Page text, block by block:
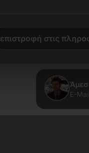
επιστροφή στις
E-